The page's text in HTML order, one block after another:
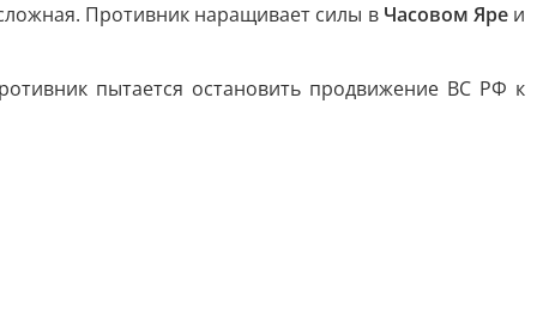
Противник наращивает силы в Часовом Яреи
пытается остановить продвижение ВС РФ к